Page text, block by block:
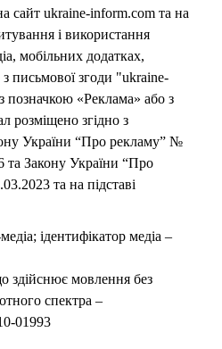
сайт ukraine-inform.com та на
і використання
мобільних додатках,
письмової згоди "ukraine-
позначкою «Реклама» або з
розміщено згідно з
України “Про рекламу” №
та Закону України “Про
та на підставі
ідентифікатор медіа –
здійснює мовлення без
спектра –
01993